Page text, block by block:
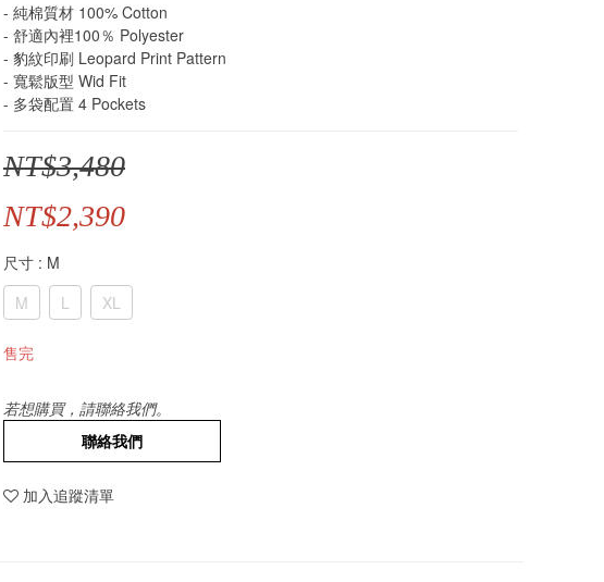
- 純棉質材 100% Cotton
- 舒適內裡100％ Polyester
- 豹紋印刷 Leopard Print Pattern
- 寬鬆版型 Wid Fit
- 多袋配置 4 Pockets
NT$3,480
NT$2,390
尺寸 : M
M
L XL
售完
若想購買，請聯絡我們。
聯絡我們
加入追蹤清單